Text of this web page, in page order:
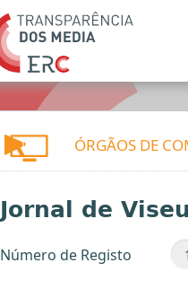
ÓRGÃOS DE
Jornal de Viseu
Número de Registo